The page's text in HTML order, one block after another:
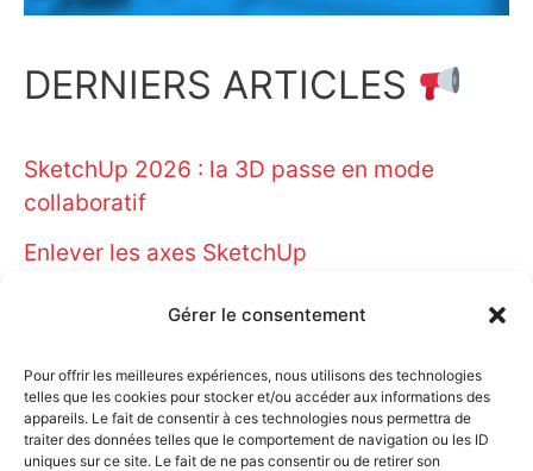
Gérer le consentement
Pour offrir les meilleures expériences, nous utilisons des technologies
telles que les cookies pour stocker et/ou accéder aux informations des
appareils. Le fait de consentir à ces technologies nous permettra de
traiter des données telles que le comportement de navigation ou les ID
uniques sur ce site. Le fait de ne pas consentir ou de retirer son
DERNIERS ARTICLES
SketchUp 2026 : la 3D passe en mode
collaboratif
Enlever les axes SketchUp
Comment modéliser un terrain sur SketchUp
Quelle configuration pour Sketchup ?
Qu’est-ce que LayOut SketchUp ?